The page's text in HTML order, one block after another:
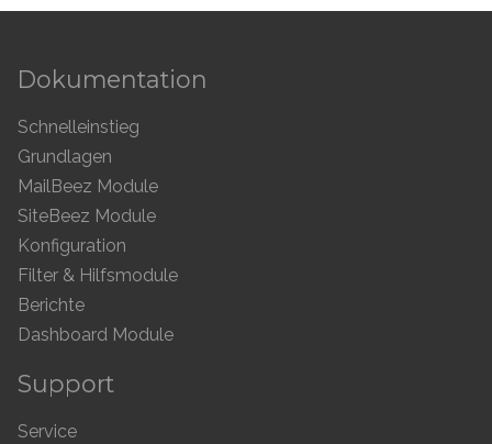
Dokumentation
Schnelleinstieg
Grundlagen
MailBeez Module
SiteBeez Module
Konfiguration
Filter & Hilfsmodule
Berichte
Dashboard Module
Support
Service